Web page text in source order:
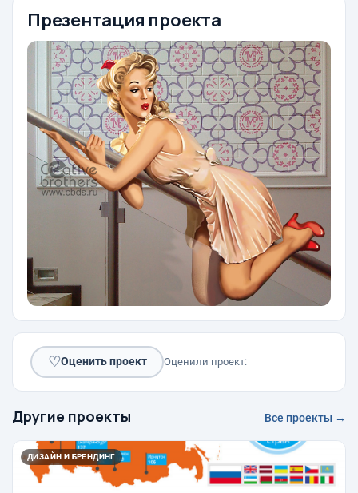
Презентация проекта
♡Оценить проект Оценили проект:
Другие проекты Все проекты →
ДИЗАЙН И БРЕНДИНГ